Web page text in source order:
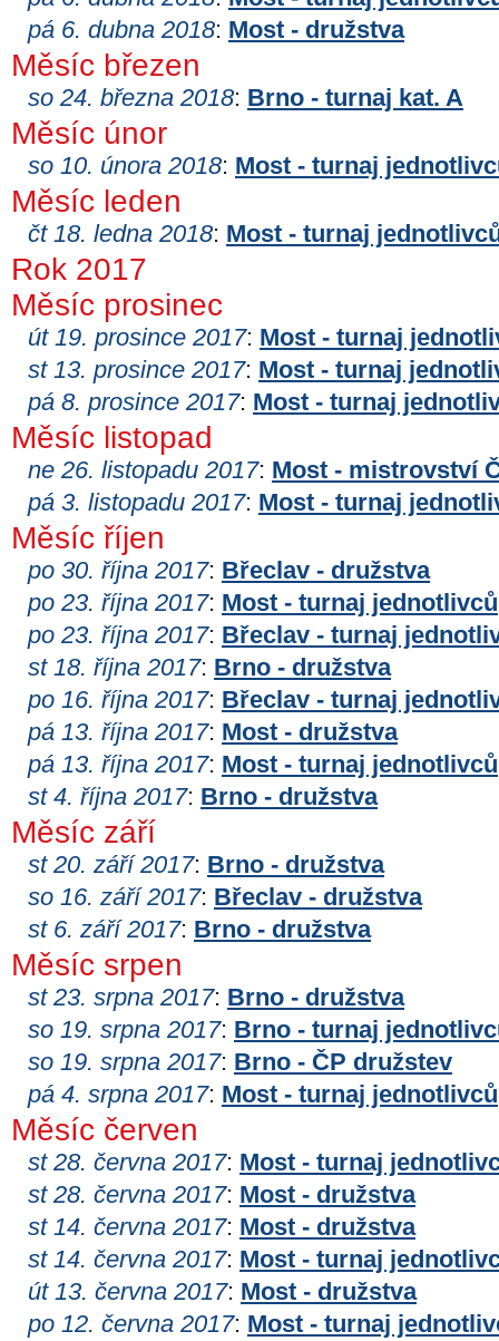
pá 6. dubna 2018: Most - družstva
Měsíc březen
so 24. března 2018: Brno - turnaj kat. A
Měsíc únor
so 10. února 2018: Most - turnaj
Měsíc leden
čt 18. ledna 2018: Most - turnaj
Rok 2017
Měsíc prosinec
út 19. prosince 2017: Most - turnaj
st 13. prosince 2017: Most - turnaj
pá 8. prosince 2017: Most - turnaj
Měsíc listopad
ne 26. listopadu 2017: Most - mistrovství
pá 3. listopadu 2017: Most - turnaj
Měsíc říjen
po 30. října 2017: Břeclav - družstva
po 23. října 2017: Most - turnaj jednotlivců
po 23. října 2017: Břeclav - turnaj
st 18. října 2017: Brno - družstva
po 16. října 2017: Břeclav - turnaj
pá 13. října 2017: Most - družstva
pá 13. října 2017: Most - turnaj jednotlivců
st 4. října 2017: Brno - družstva
Měsíc září
st 20. září 2017: Brno - družstva
so 16. září 2017: Břeclav - družstva
st 6. září 2017: Brno - družstva
Měsíc srpen
st 23. srpna 2017: Brno - družstva
so 19. srpna 2017: Brno - turnaj
so 19. srpna 2017: Brno - ČP družstev
pá 4. srpna 2017: Most - turnaj jednotlivců
Měsíc červen
st 28. června 2017: Most - turnaj
st 28. června 2017: Most - družstva
st 14. června 2017: Most - družstva
st 14. června 2017: Most - turnaj
út 13. června 2017: Most - družstva
po 12. června 2017: Most - turnaj